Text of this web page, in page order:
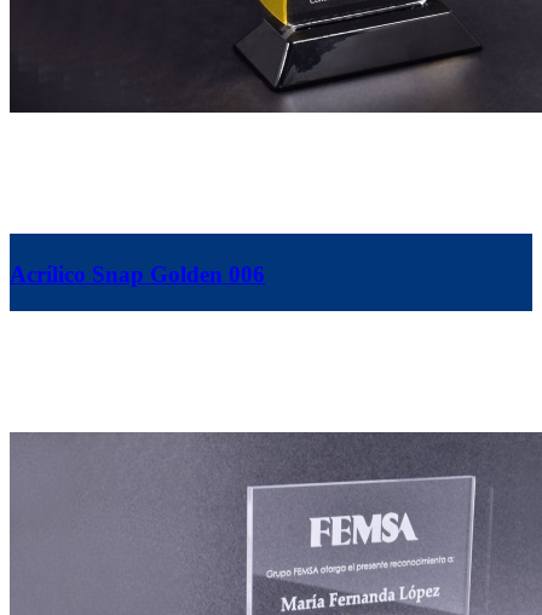
Acrílico Snap Golden 006